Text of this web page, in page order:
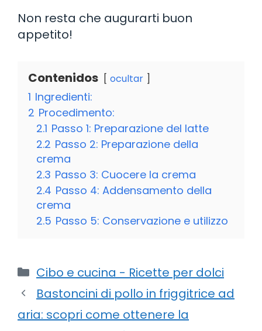
Non resta che augurarti buon
appetito!
Contenidos ocultar
1 Ingredienti:
2 Procedimento:
2.1 Passo 1: Preparazione del latte
2.2 Passo 2: Preparazione della
crema
2.3 Passo 3: Cuocere la crema
2.4 Passo 4: Addensamento della
crema
2.5 Passo 5: Conservazione e utilizzo
Categorie
Cibo e cucina - Ricette per dolci
Bastoncini di pollo in friggitrice ad
aria: scopri come ottenere la